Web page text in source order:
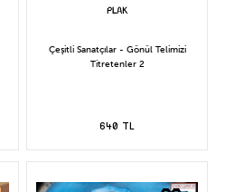
Çeşitli Sanatçılar - Gönül Telimizi
Titretenler 2
640 TL